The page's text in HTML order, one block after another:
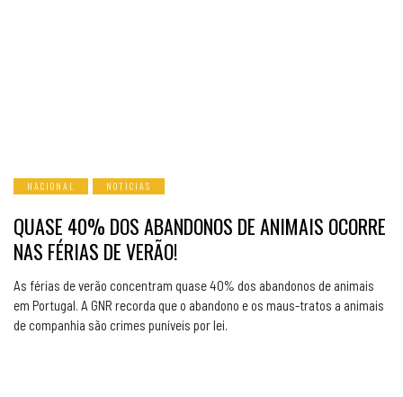
NACIONAL NOTICIAS
QUASE 40% DOS ABANDONOS DE ANIMAIS OCORRE
NAS FÉRIAS DE VERÃO!
As férias de verão concentram quase 40% dos abandonos de animais
em Portugal. A GNR recorda que o abandono e os maus-tratos a animais
de companhia são crimes puníveis por lei.